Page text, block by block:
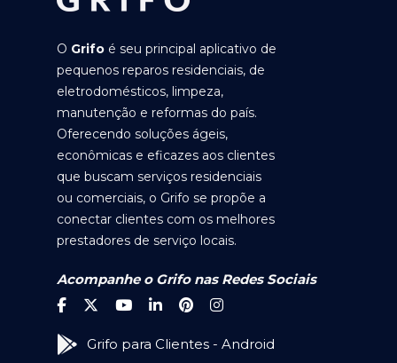
O Grifo é seu principal aplicativo de
pequenos reparos residenciais, de
eletrodomésticos, limpeza,
manutenção e reformas do país.
Oferecendo soluções ágeis,
econômicas e eficazes aos clientes
que buscam serviços residenciais
ou comerciais, o Grifo se propõe a
conectar clientes com os melhores
prestadores de serviço locais.
Acompanhe o Grifo nas Redes Sociais
Grifo para Clientes - Android